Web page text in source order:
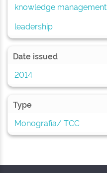
knowledge management
leadership
Date issued
2014
Type
Monografia/ TCC